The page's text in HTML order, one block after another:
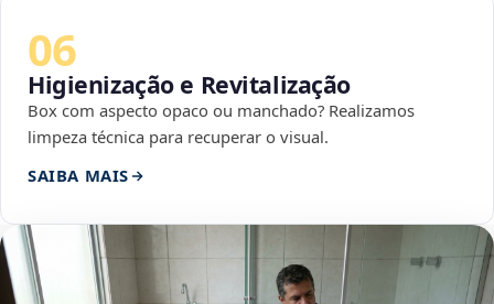
06
Higienização e Revitalização
Box com aspecto opaco ou manchado? Realizamos
limpeza técnica para recuperar o visual.
SAIBA MAIS